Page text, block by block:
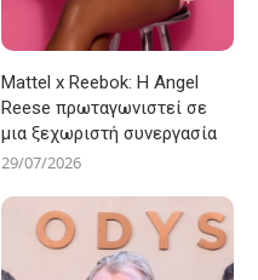
Mattel x Reebok: Η Angel
Reese πρωταγωνιστεί σε
μια ξεχωριστή συνεργασία
29/07/2026